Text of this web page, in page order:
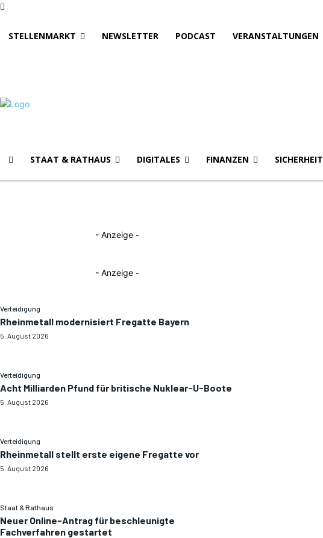
STELLENMARKT NEWSLETTER PODCAST VERANSTALTUNGEN
STAAT & RATHAUS DIGITALES FINANZEN SICHERHEIT
- Anzeige -
- Anzeige -
Verteidigung
Rheinmetall modernisiert Fregatte Bayern
5. August 2026
Verteidigung
Acht Milliarden Pfund für britische Nuklear-U-Boote
5. August 2026
Verteidigung
Rheinmetall stellt erste eigene Fregatte vor
5. August 2026
Staat & Rathaus
Neuer Online-Antrag für beschleunigte
Fachverfahren gestartet